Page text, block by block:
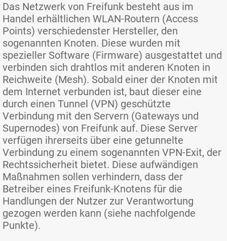
Das Netzwerk von Freifunk besteht aus im
Handel erhältlichen WLAN-Routern (Access
Points) verschiedenster Hersteller, den
sogenannten Knoten. Diese wurden mit
spezieller Software (Firmware) ausgestattet und
verbinden sich drahtlos mit anderen Knoten in
Reichweite (Mesh). Sobald einer der Knoten mit
dem Internet verbunden ist, baut dieser eine
durch einen Tunnel (VPN) geschützte
Verbindung mit den Servern (Gateways und
Supernodes) von Freifunk auf. Diese Server
verfügen ihrerseits über eine getunnelte
Verbindung zu einem sogenannten VPN-Exit, der
Rechtssicherheit bietet. Diese aufwändigen
Maßnahmen sollen verhindern, dass der
Betreiber eines Freifunk-Knotens für die
Handlungen der Nutzer zur Verantwortung
gezogen werden kann (siehe nachfolgende
Punkte).